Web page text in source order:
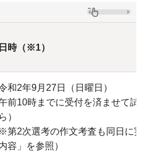
日時（※1）
和2年9月27日（日曜日）
前10時までに受付を済ませて試
ら）
※第2次選考の作文考査も同日に実
容」を参照）